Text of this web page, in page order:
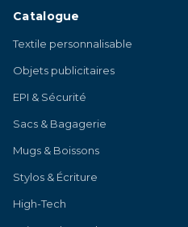
Catalogue
Textile personnalisable
Objets publicitaires
EPI & Sécurité
Sacs & Bagagerie
Mugs & Boissons
Stylos & Écriture
High-Tech